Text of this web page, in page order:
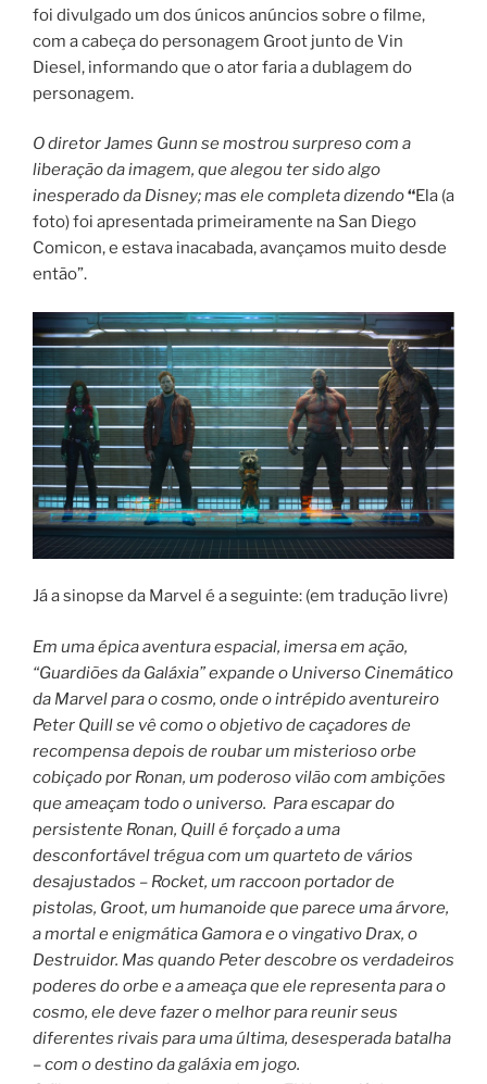
foi divulgado um dos únicos anúncios sobre o filme,
com a cabeça do personagem Groot junto de Vin
Diesel, informando que o ator faria a dublagem do
personagem.
O diretor James Gunn se mostrou surpreso com a
liberação da imagem, que alegou ter sido algo
inesperado da Disney; mas ele completa dizendo“Ela (a
foto) foi apresentada primeiramente na San Diego
Comicon, e estava inacabada, avançamos muito desde
então”.
Já a sinopse da Marvel é a seguinte: (em tradução livre)
Em uma épica aventura espacial, imersa em ação,
“Guardiões da Galáxia” expande o Universo Cinemático
da Marvel para o cosmo, onde o intrépido aventureiro
Peter Quill se vê como o objetivo de caçadores de
recompensa depois de roubar um misterioso orbe
cobiçado por Ronan, um poderoso vilão com ambições
que ameaçam todo o universo. Para escapar do
persistente Ronan, Quill é forçado a uma
desconfortável trégua com um quarteto de vários
desajustados – Rocket, um raccoon portador de
pistolas, Groot, um humanoide que parece uma árvore,
a mortal e enigmática Gamora e o vingativo Drax, o
Destruidor. Mas quando Peter descobre os verdadeiros
poderes do orbe e a ameaça que ele representa para o
cosmo, ele deve fazer o melhor para reunir seus
diferentes rivais para uma última, desesperada batalha
– com o destino da galáxia em jogo.